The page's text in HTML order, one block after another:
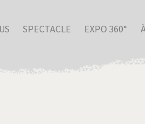
SPECTACLE EXPO 360°